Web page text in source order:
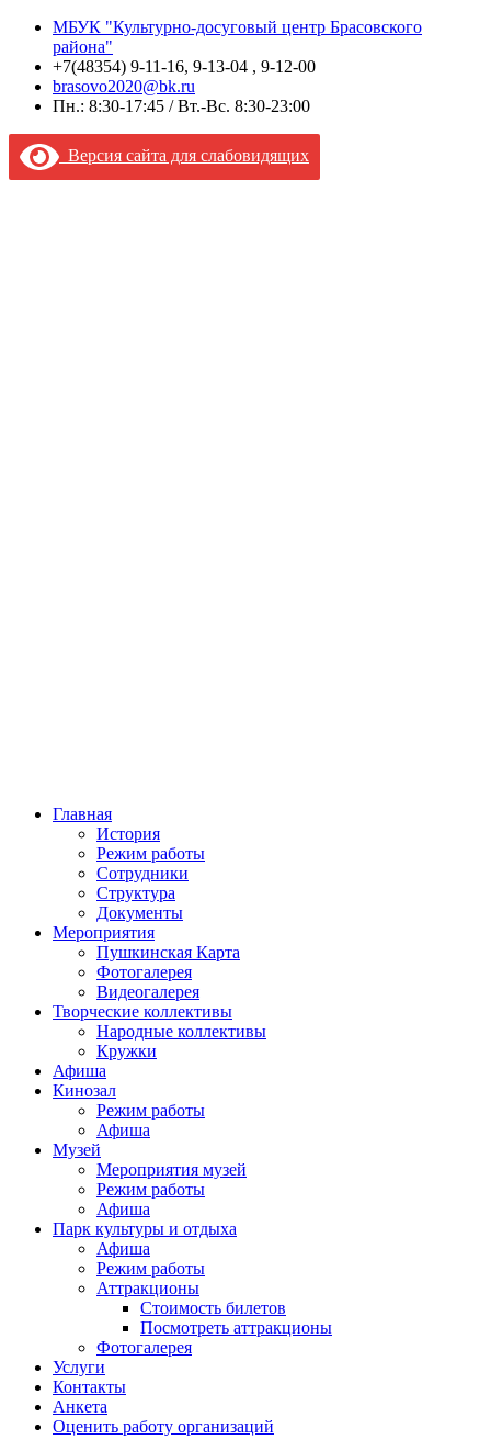
МБУК "Культурно-досуговый центр Брасовского
района"
+7(48354) 9-11-16, 9-13-04 , 9-12-00
brasovo2020@bk.ru
Пн.: 8:30-17:45 / Вт.-Вс. 8:30-23:00
Версия сайта для слабовидящих
Главная
История
Режим работы
Сотрудники
Структура
Документы
Мероприятия
Пушкинская Карта
Фотогалерея
Видеогалерея
Творческие коллективы
Народные коллективы
Кружки
Афиша
Кинозал
Режим работы
Афиша
Музей
Мероприятия музей
Режим работы
Афиша
Парк культуры и отдыха
Афиша
Режим работы
Аттракционы
Стоимость билетов
Посмотреть аттракционы
Фотогалерея
Услуги
Контакты
Анкета
Оценить работу организаций